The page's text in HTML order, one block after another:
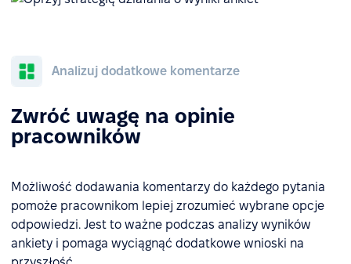
Analizuj dodatkowe komentarze
Zwróć uwagę na opinie
pracowników
Możliwość dodawania komentarzy do każdego pytania
pomoże pracownikom lepiej zrozumieć wybrane opcje
odpowiedzi. Jest to ważne podczas analizy wyników
ankiety i pomaga wyciągnąć dodatkowe wnioski na